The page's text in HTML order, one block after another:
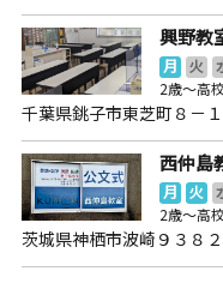
興野教
月 火
2歳～高
千葉県銚子市東芝町８－
西仲島
月 火
2歳～高
茨城県神栖市波崎９３８２